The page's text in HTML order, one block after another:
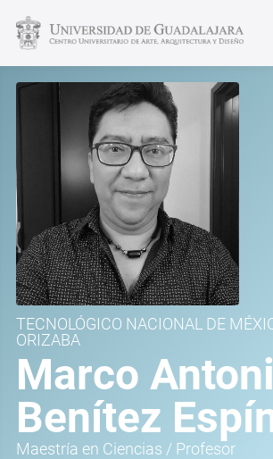
TECNOLÓGICO NACIONAL DE
ORIZABA
Marco
Benítez
Maestría en Ciencias / Profesor